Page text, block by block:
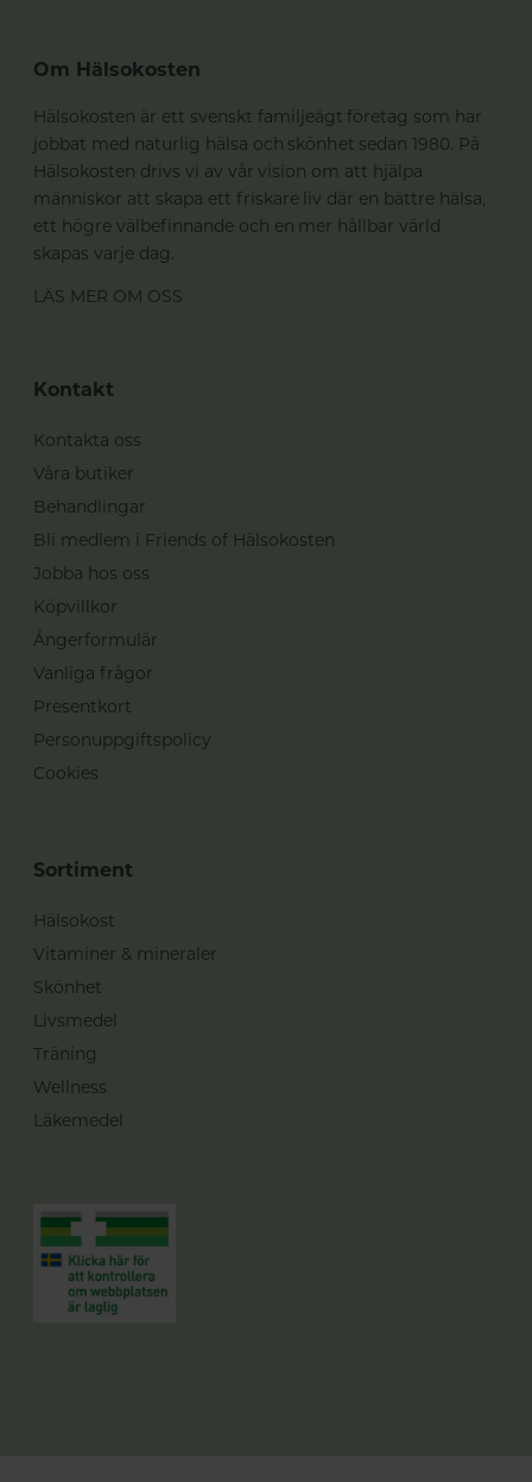
Om Hälsokosten
Hälsokosten är ett svenskt familjeägt företag som har
jobbat med naturlig hälsa och skönhet sedan 1980. På
Hälsokosten drivs vi av vår vision om att hjälpa
människor att skapa ett friskare liv där en bättre hälsa,
ett högre välbefinnande och en mer hållbar värld
skapas varje dag.
LÄS MER OM OSS
Kontakt
Kontakta oss
Våra butiker
Behandlingar
Bli medlem i Friends of Hälsokosten
Jobba hos oss
Köpvillkor
Ångerformulär
Vanliga frågor
Presentkort
Personuppgiftspolicy
Cookies
Sortiment
Hälsokost
Vitaminer & mineraler
Skönhet
Livsmedel
Träning
Wellness
Läkemedel